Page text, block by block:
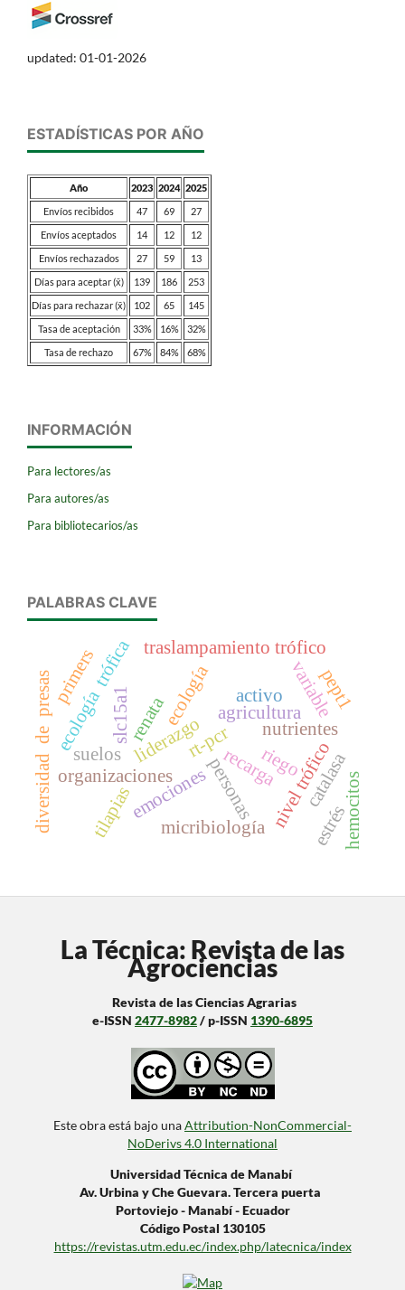
updated: 01-01-2026
ESTADÍSTICAS POR AÑO
Año 2023 2024 2025
Envíos recibidos
47 69
27
Envíos aceptados
14 12
12
Envíos rechazados
27 59
13
Días para aceptar (x̄)
139 186
253
Días para rechazar (x̄)
102 65
145
Tasa de aceptación
33% 16%
32%
Tasa de rechazo
67% 84% 68%
INFORMACIÓN
Para lectores/as
Para autores/as
Para bibliotecarios/as
PALABRAS CLAVE
activo
liderazgo
organizaciones personas
emociones
agricultura
micribiología
suelos
ecología
nutrientes
ecología trófica
diversidad de presas
traslampamiento trófico
nivel trófico
renata variable
recargariegocatalasa
estréshemocitos
pept1
slc15a1
tilapias
primers
rt-pcr
La Técnica: Revista de las
Agrociencias
Revista de las Ciencias Agrarias
e-ISSN 2477-8982/ p-ISSN 1390-6895
Este obra está bajo unaAttribution-NonCommercial-
NoDerivs 4.0 International
Universidad Técnica de Manabí
Av. Urbina y Che Guevara. Tercera puerta
Portoviejo - Manabí - Ecuador
Código Postal 130105
https://revistas.utm.edu.ec/index.php/latecnica/index